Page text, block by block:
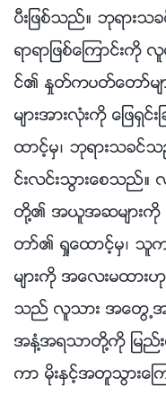
ပီးျဖစ္သည္။ ဘုရား
ရာရာျဖစ္ေၾကာင္းကို
င္၏ ႏႈတ္ကပတ္ေတာ္
မ်ားအားလုံးကို ေျဖရွင္
ထာင့္မွ၊ ဘုရားသခ
င္းလင္းသြားေစသည္
တို႔၏ အယူအဆမ်ားကို
တာ္၏ ရႈေထာင့္မွ၊
မ်ားကို အေလးမထားဟု
သည္ လူသား အေတြ႕အ
အနံ႔အရသာတို႔ကို ျမည္း
ကာ မိုးႏွင့္အတူသြားေ